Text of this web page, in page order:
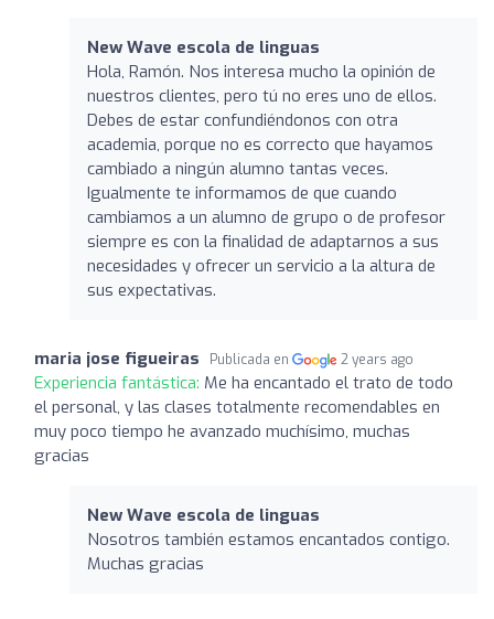
New Wave escola de linguas
Hola, Ramón. Nos interesa mucho la opinión de
nuestros clientes, pero tú no eres uno de ellos.
Debes de estar confundiéndonos con otra
academia, porque no es correcto que hayamos
cambiado a ningún alumno tantas veces.
Igualmente te informamos de que cuando
cambiamos a un alumno de grupo o de profesor
siempre es con la finalidad de adaptarnos a sus
necesidades y ofrecer un servicio a la altura de
sus expectativas.
maria jose figueiras Publicada en 2 years ago
Experiencia fantástica: Me ha encantado el trato de todo
el personal, y las clases totalmente recomendables en
muy poco tiempo he avanzado muchísimo, muchas
gracias
New Wave escola de linguas
Nosotros también estamos encantados contigo.
Muchas gracias